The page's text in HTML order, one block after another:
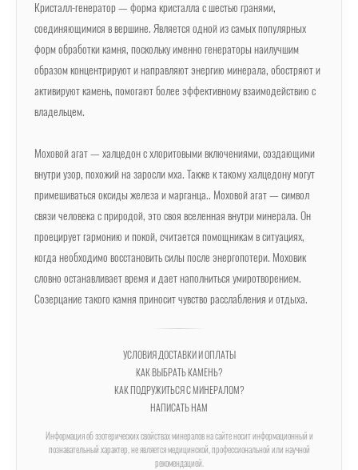
Кристалл-генератор — форма кристалла с шестью гранями,
соединяющимися в вершине. Является одной из самых популярных
форм обработки камня, поскольку именно генераторы наилучшим
образом концентрируют и направляют энергию минерала, обостряют и
активируют камень, помогают более эффективному взаимодействию с
владельцем.
Моховой агат — халцедон с хлоритовыми включениями, создающими
внутри узор, похожий на заросли мха. Также к такому халцедону могут
примешиваться оксиды железа и марганца.. Моховой агат — символ
связи человека с природой, это своя вселенная внутри минерала. Он
проецирует гармонию и покой, считается помощникам в ситуациях,
когда необходимо восстановить силы после энергопотери. Моховик
словно останавливает время и дает наполниться умиротворением.
Созерцание такого камня приносит чувство расслабления и отдыха.
УСЛОВИЯ ДОСТАВКИ И ОПЛАТЫ
КАК ВЫБРАТЬ КАМЕНЬ?
КАК ПОДРУЖИТЬСЯ С МИНЕРАЛОМ?
НАПИСАТЬ НАМ
Информация об эзотерических свойствах минералов на сайте носит информационный и
познавательный характер, не является медицинской, профессиональной или научной
рекомендацией.